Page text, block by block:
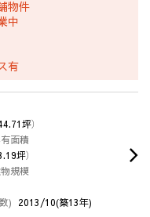
物件
中
有
坪）
面積
坪）
規模
) 2013/10(築13年)